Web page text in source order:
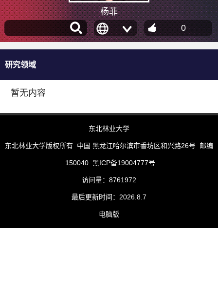
杨菲
0
研究领域
暂无内容
东北林业大学
东北林业大学版权所有 中国 黑龙江哈尔滨市香坊区和兴路26号 邮编
150040 黑ICP备19004777号
访问量： 8761972
最后更新时间： 2026 8 7
电脑版